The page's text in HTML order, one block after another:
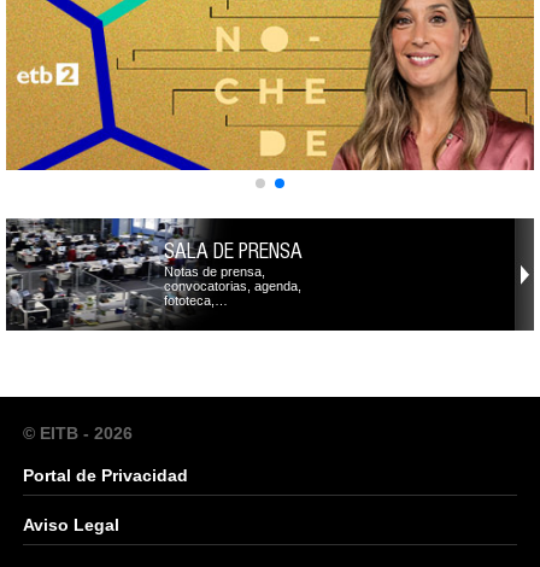
SALA DE PRENSA
Notas de prensa,
convocatorias, agenda,
fototeca,…
© EITB - 2026
Portal de Privacidad
Aviso Legal